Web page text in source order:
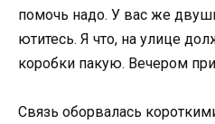
помочь надо. У вас же
ютитесь. Я что, на улице
коробки пакую. Вечером
Связь оборвалась